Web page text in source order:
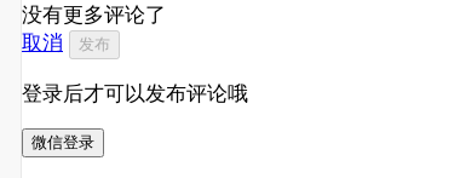
没有更多评论了
取消
发布
登录后才可以发布评论哦
微信登录